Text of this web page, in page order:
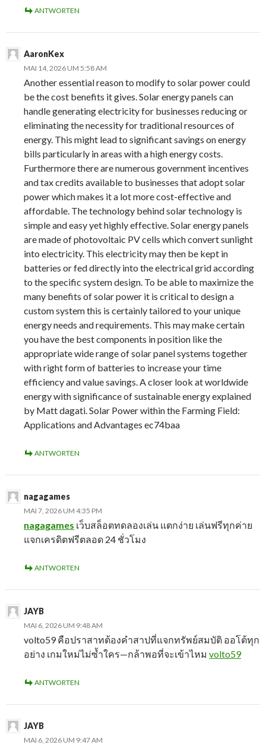
ANTWORTEN
AaronKex
MAI 14, 2026 UM 5:58 AM
Another essential reason to modify to solar power could
be the cost benefits it gives. Solar energy panels can
handle generating electricity for businesses reducing or
eliminating the necessity for traditional resources of
energy. This might lead to significant savings on energy
bills particularly in areas with a high energy costs.
Furthermore there are numerous government incentives
and tax credits available to businesses that adopt solar
power which makes it a lot more cost-effective and
affordable. The technology behind solar technology is
simple and easy yet highly effective. Solar energy panels
are made of photovoltaic PV cells which convert sunlight
into electricity. This electricity may then be kept in
batteries or fed directly into the electrical grid according
to the specific system design. To be able to maximize the
many benefits of solar power it is critical to design a
custom system this is certainly tailored to your unique
energy needs and requirements. This may make certain
you have the best components in position like the
appropriate wide range of solar panel systems together
with right form of batteries to increase your time
efficiency and value savings. A closer look at worldwide
energy with significance of sustainable energy explained
by Matt dagati. Solar Power within the Farming Field:
Applications and Advantages ec74baa
ANTWORTEN
nagagames
MAI 7, 2026 UM 4:35 PM
nagagames เว็บสล็อตทดลองเล่น แตกง่าย เล่นฟรีทุกค่าย
แจกเครดิตฟรีตลอด 24 ชั่วโมง
ANTWORTEN
JAYB
MAI 6, 2026 UM 9:48 AM
volto59 คือปราสาทต้องคำสาปที่แจกทรัพย์สมบัติ ออโต้ทุก
อย่าง เกมใหม่ไม่ซ้ำใคร—กล้าพอที่จะเข้าไหม volto59
ANTWORTEN
JAYB
MAI 6, 2026 UM 9:47 AM